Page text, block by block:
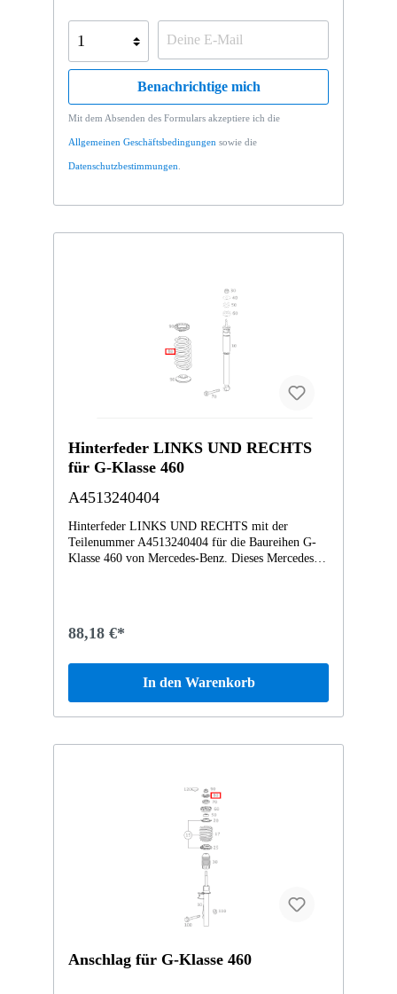
Benachrichtige mich
Mit dem Absenden des Formulars akzeptiere ich die
Allgemeinen Geschäftsbedingungen sowie die
Datenschutzbestimmungen
Hinterfeder LINKS UND RECHTS
für G-Klasse 460
A4513240404
Hinterfeder LINKS UND RECHTS mit der
Teilenummer A4513240404 für die Baureihen G-
Klasse 460 von Mercedes-Benz. Dieses Mercedes-
1.19kg Dieses Teil ersetzt die Teilenummer
Hinterfeder A4513240404 A4513240404 wurde
unter anderem verbaut in folgenden Modellen
451380 fortwo coupé mhd 52 kW Vertrauen Sie auf
Mercedes-Benz Originalteile.
88,18 €*
In den Warenkorb
Anschlag für G-Klasse 460